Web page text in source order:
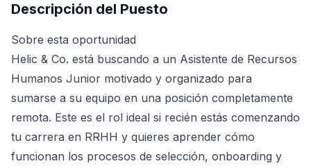
Descripción del Puesto
Sobre esta oportunidad
Helic & Co. está buscando a un Asistente de Recursos
Humanos Junior motivado y organizado para
sumarse a su equipo en una posición completamente
remota. Este es el rol ideal si recién estás comenzando
tu carrera en RRHH y quieres aprender cómo
funcionan los procesos de selección, onboarding y